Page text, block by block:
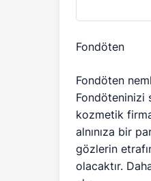
Fondöten
Fondöten
Fondöteninizi
kozmetik
alnınıza bir
gözlerin
olacaktır.